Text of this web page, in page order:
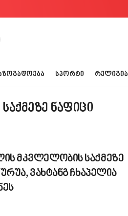
ᲡᲞᲝᲠᲢᲘ ᲠᲔᲚᲘᲒᲘᲐ
ნაფიცი
მკვლელობის საქმეზე
ვახტანგ ჩხაპელია